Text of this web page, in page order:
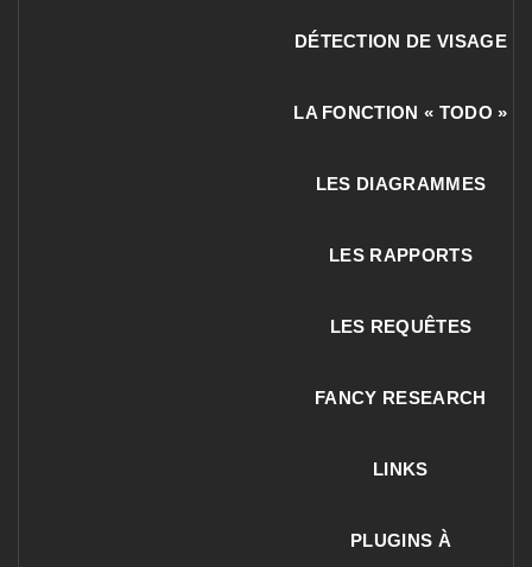
DÉTECTION DE VISAGE
LA FONCTION « TODO »
LES DIAGRAMMES
LES RAPPORTS
LES REQUÊTES
FANCY RESEARCH
LINKS
PLUGINS À